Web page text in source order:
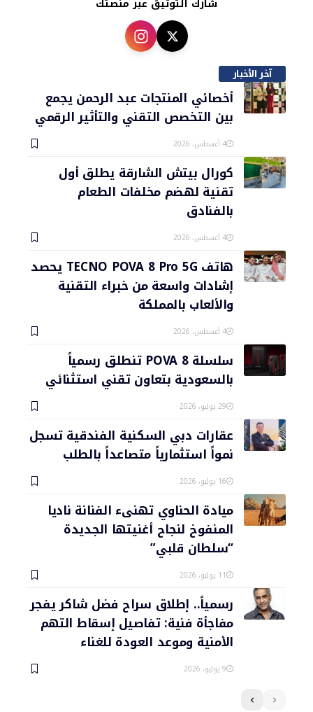
شارك التوثيق عبر منصتك
آخر الأخبار
أخصائي المنتجات عبد الرحمن يجمع
بين التخصص التقني والتأثير الرقمي
4 أغسطس، 2026
كورال بيتش الشارقة يطلق أول
تقنية لهضم مخلفات الطعام
بالفنادق
4 أغسطس، 2026
هاتف TECNO POVA 8 Pro 5G يحصد
إشادات واسعة من خبراء التقنية
والألعاب بالمملكة
4 أغسطس، 2026
سلسلة POVA 8 تنطلق رسمياً
بالسعودية بتعاون تقني استثنائي
29 يوليو، 2026
عقارات دبي السكنية الفندقية تسجل
نمواً استثمارياً متصاعداً بالطلب
16 يوليو، 2026
ميادة الحناوي تهنىء الفنانة ناديا
المنفوخ لنجاح أغنيتها الجديدة
“سلطان قلبي”
11 يوليو، 2026
رسمياً.. إطلاق سراح فضل شاكر يفجر
مفاجأة فنية: تفاصيل إسقاط التهم
الأمنية وموعد العودة للغناء
9 يوليو، 2026